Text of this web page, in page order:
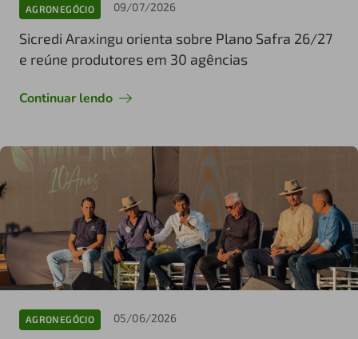
AGRONEGÓCIO 09/07/2026
Sicredi Araxingu orienta sobre Plano Safra 26/27
e reúne produtores em 30 agências
Continuar lendo
AGRONEGÓCIO 05/06/2026